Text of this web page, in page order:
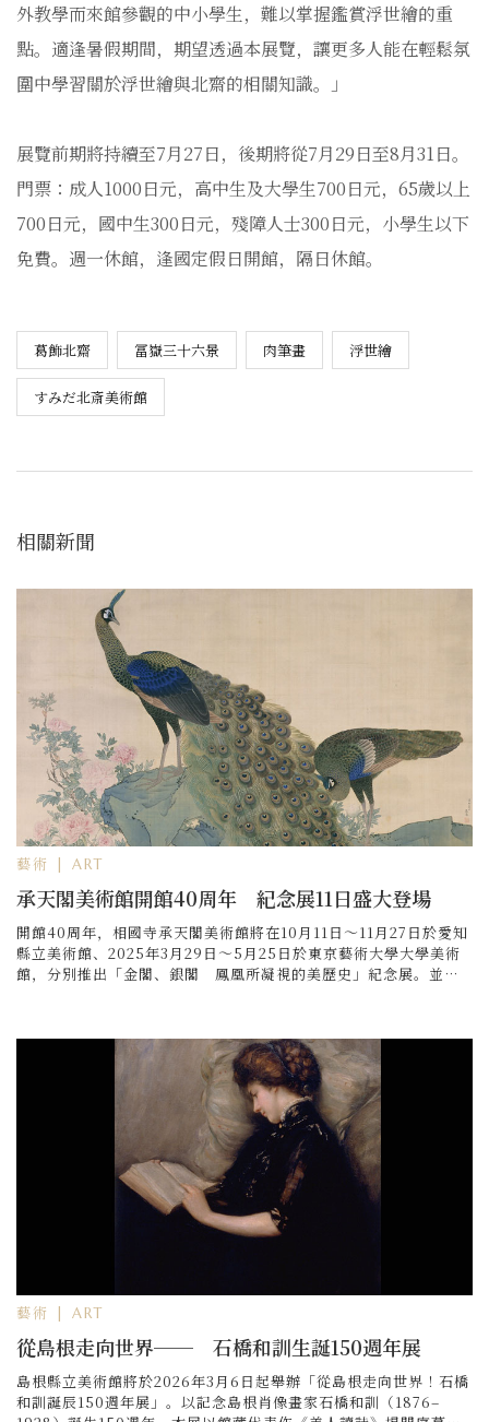
外教學而來館參觀的中小學生，難以掌握鑑賞浮世繪的重
點。適逢暑假期間，期望透過本展覽，讓更多人能在輕鬆氛
圍中學習關於浮世繪與北齋的相關知識。」
展覽前期將持續至7月27日，後期將從7月29日至8月31日。
門票：成人1000日元，高中生及大學生700日元，65歲以上
700日元，國中生300日元，殘障人士300日元，小學生以下
免費。週一休館，逢國定假日開館，隔日休館。
葛飾北齋 冨嶽三十六景 肉筆畫 浮世繪
すみだ北斎美術館
相關新聞
藝術 | ART
承天閣美術館開館40周年 紀念展11日盛大登場
開館40周年，相國寺承天閣美術館將在10月11日～11月27日於愛知
縣立美術館、2025年3月29日～5月25日於東京藝術大學大學美術
館，分別推出「金閣、銀閣 鳳凰所凝視的美歷史」紀念展。並展
藝術 | ART
從島根走向世界── 石橋和訓生誕150週年展
島根縣立美術館將於2026年3月6日起舉辦「從島根走向世界！石橋
和訓誕辰150週年展」。以記念島根肖像畫家石橋和訓（1876–